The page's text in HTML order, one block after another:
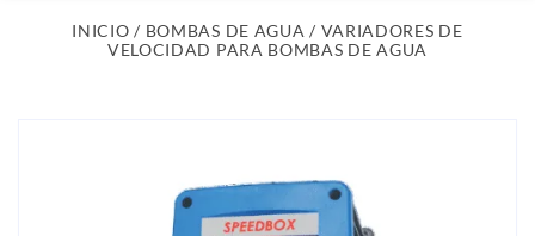
INICIO / BOMBAS DE AGUA / VARIADORES DE
VELOCIDAD PARA BOMBAS DE AGUA